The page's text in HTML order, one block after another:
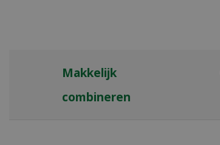
Makkelijk
combineren